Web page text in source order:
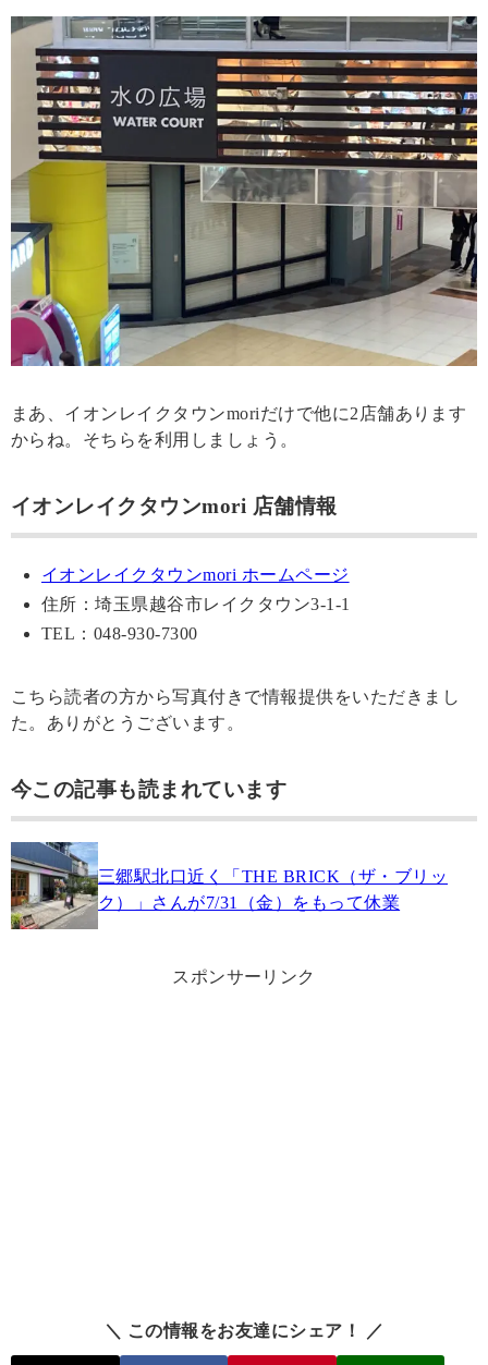
まあ、イオンレイクタウンmoriだけで他に2店舗あります
からね。そちらを利用しましょう。
イオンレイクタウンmori 店舗情報
イオンレイクタウンmori ホームページ
住所：埼玉県越谷市レイクタウン3-1-1
TEL：048-930-7300
こちら読者の方から写真付きで情報提供をいただきまし
た。ありがとうございます。
今この記事も読まれています
三郷駅北口近く「THE BRICK（ザ・ブリッ
ク）」さんが7/31（金）をもって休業
スポンサーリンク
＼ この情報をお友達にシェア！ ／